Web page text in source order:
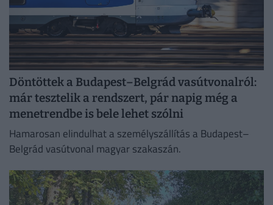
Döntöttek a Budapest–Belgrád vasútvonalról:
már tesztelik a rendszert, pár napig még a
menetrendbe is bele lehet szólni
Hamarosan elindulhat a személyszállítás a Budapest–
Belgrád vasútvonal magyar szakaszán.